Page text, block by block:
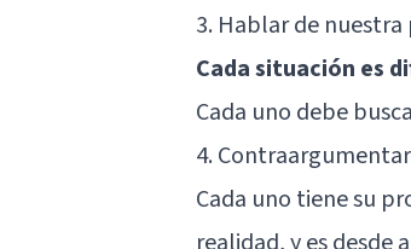
3. Hablar de
Cada situación es
Cada uno debe
4. Contraargumentar
Cada uno tiene su